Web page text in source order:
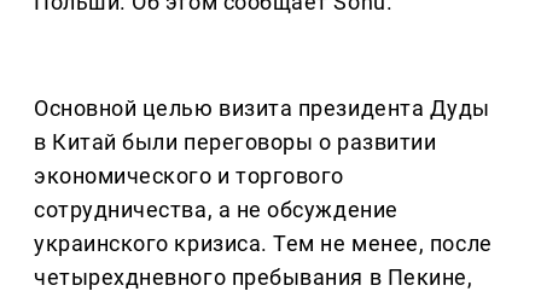
Основной целью визита президента Дуды
в Китай были переговоры о развитии
экономического и торгового
сотрудничества, а не обсуждение
украинского кризиса. Тем не менее, после
четырехдневного пребывания в Пекине,